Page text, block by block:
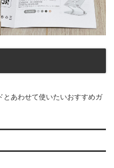
とあわせて使いたいおすすめガ